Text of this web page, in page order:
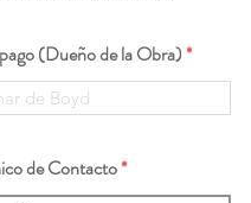
(Dueño de la Obra)
de Contacto